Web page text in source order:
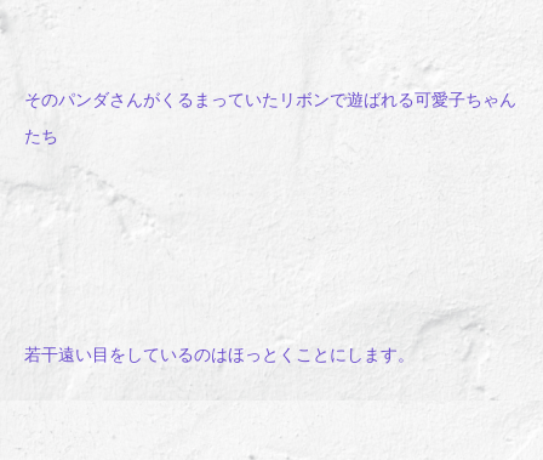
そのパンダさんがくるまっていたリボンで遊ばれる可愛子ちゃん
たち
若干遠い目をしているのはほっとくことにします。